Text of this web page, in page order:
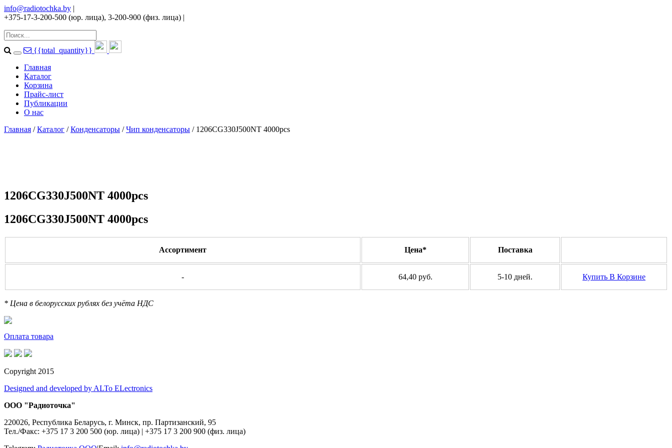
info@radiotochka.by |
+375-17-3-200-500 (юр. лица), 3-200-900 (физ. лица) |
{{total_quantity}}
Главная
Каталог
Корзина
Прайс-лист
Публикации
О нас
Главная /Каталог /Конденсаторы /Чип конденсаторы / 1206CG330J500NT 4000pcs
1206CG330J500NT 4000pcs
1206CG330J500NT 4000pcs
Ассортимент Цена* Поставка
- 64,40 руб. 5-10 дней. Купить В Корзине
* Цена в белорусских рублях без учёта НДС
Оплата товара
Copyright 2015
Designed and developed by ALTo ELectronics
ООО "Радиоточка"
220026, Республика Беларусь, г. Минск, пр. Партизанский, 95
Тел./Факс: +375 17 3 200 500 (юр. лица) | +375 17 3 200 900 (физ. лица)